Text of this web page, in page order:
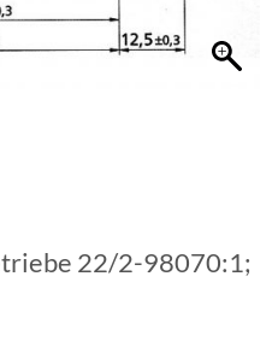
22/2-98070:1;